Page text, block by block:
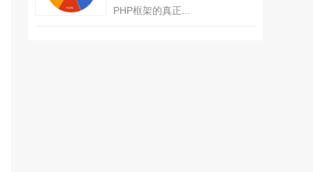
PHP框架的真正...